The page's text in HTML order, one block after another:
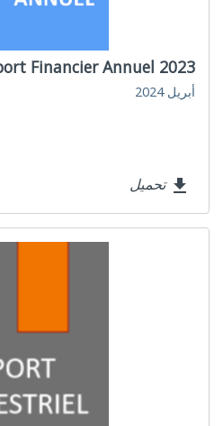
Financier Annuel 2023
أبريل 2024
file_download تحميل